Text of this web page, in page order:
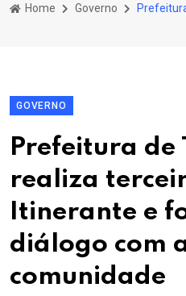
Home Governo
GOVERNO
Prefeitura de
realiza
Itinerante e
diálogo com
comunidade